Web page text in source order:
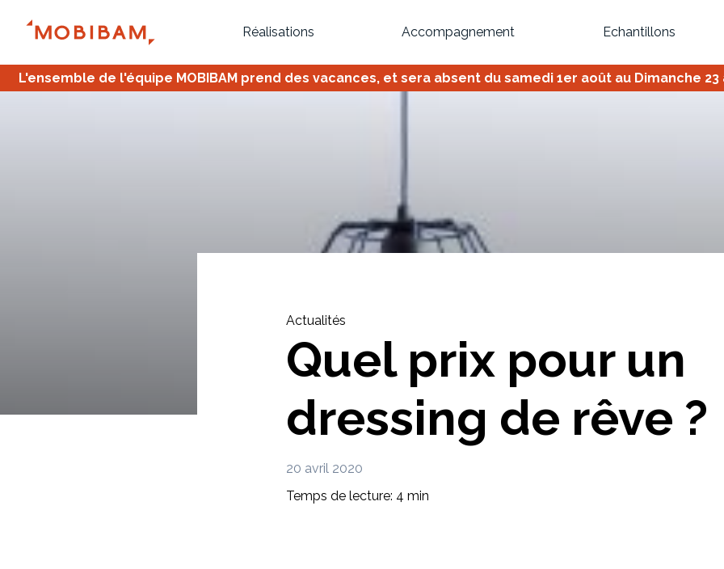
Réalisations Accompagnement Echantillons
Inspirez-vous du catalogue
Créez votre projet de A à Z Retrouvez vos
Imaginez et concevez un meuble 100% unique.
L'ensemble de l'équipe MOBIBAM prend des vacances, et sera absent du samedi 1er août au Dimanche
Actualités
Quel prix pour un
dressing de rêve ?
20 avril 2020
Temps de lecture: 4 min